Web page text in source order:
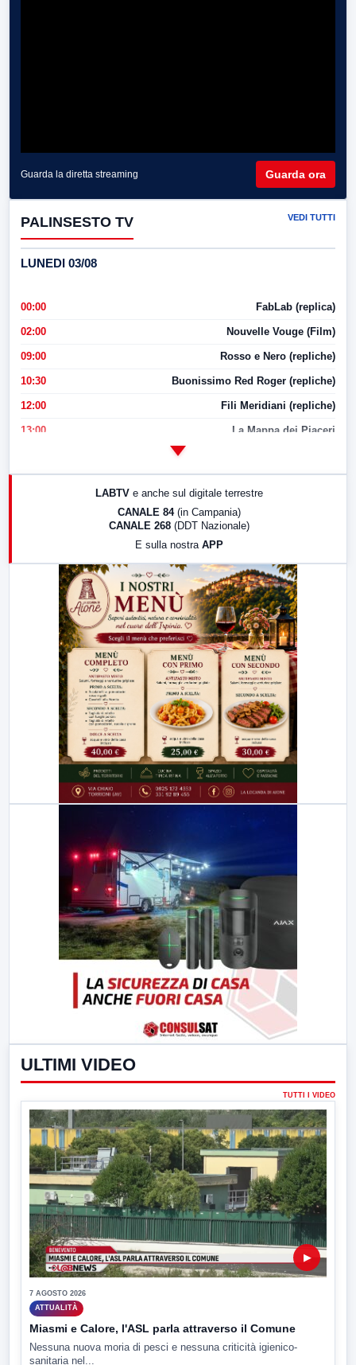
Guarda la diretta streaming Guarda ora
PALINSESTO TV VEDI TUTTI
LUNEDI 03/08
00:00 FabLab (replica)
02:00 Nouvelle Vouge (Film)
09:00 Rosso e Nero (repliche)
10:30 Buonissimo Red Roger (repliche)
12:00 Fili Meridiani (repliche)
13:00 La Mappa dei Piaceri
LabNews (replica)
LABTV e anche sul digitale terrestre
CANALE 84 (in Campania)
CANALE 268 (DDT Nazionale)
E sulla nostra APP
ULTIMI VIDEO
TUTTI I VIDEO
▶
7 AGOSTO 2026
ATTUALITÀ
Miasmi e Calore, l'ASL parla attraverso il Comune
Nessuna nuova moria di pesci e nessuna criticità igienico-
sanitaria nel...